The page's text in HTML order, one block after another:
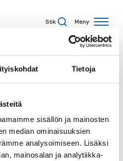
Tietoja
sisällön ja mainosten
median ominaisuuksien
analysoimiseen. Lisäksi
mainosalan ja analytiikka-
Sök Meny